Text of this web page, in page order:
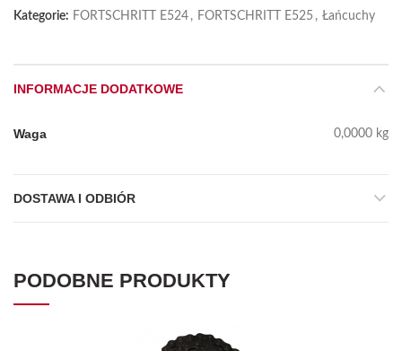
Kategorie: FORTSCHRITT E524 , FORTSCHRITT E525 , Łańcuchy
INFORMACJE DODATKOWE
Waga 0,0000 kg
DOSTAWA I ODBIÓR
PODOBNE PRODUKTY